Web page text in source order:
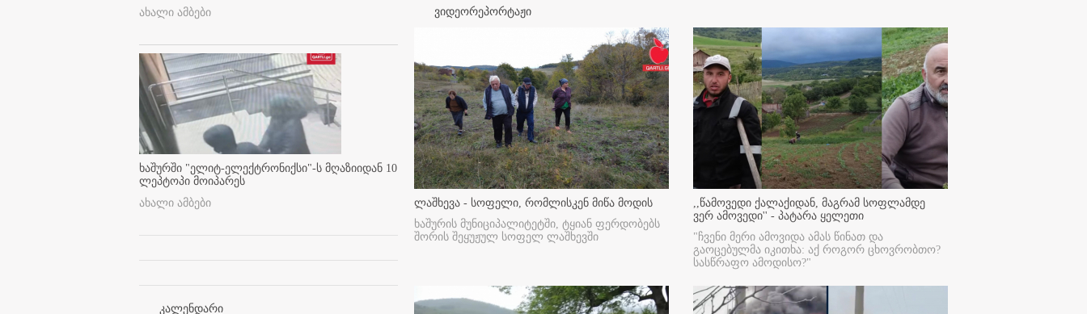
ახალი ამბები
ხაშურში "ელიტ-ელექტრონიქსი"-ს მღაზიიდან 10
ლეპტოპი მოიპარეს
ახალი ამბები
კალენდარი
ვიდეორეპორტაჟი
ლაშხევა - სოფელი, რომლისკენ მიწა მოდის
ხაშურის მუნიციპალიტეტში, ტყიან ფერდობებს
შორის შეყუჟულ სოფელ ლაშხევში
,,წამოვედი ქალაქიდან, მაგრამ სოფლამდე
ვერ ამოვედი'' - პატარა ყელეთი
"ჩვენი მერი ამოვიდა ამას წინათ და
გაოცებულმა იკითხა: აქ როგორ ცხოვრობთო?
სასწრაფო ამოდისო?"